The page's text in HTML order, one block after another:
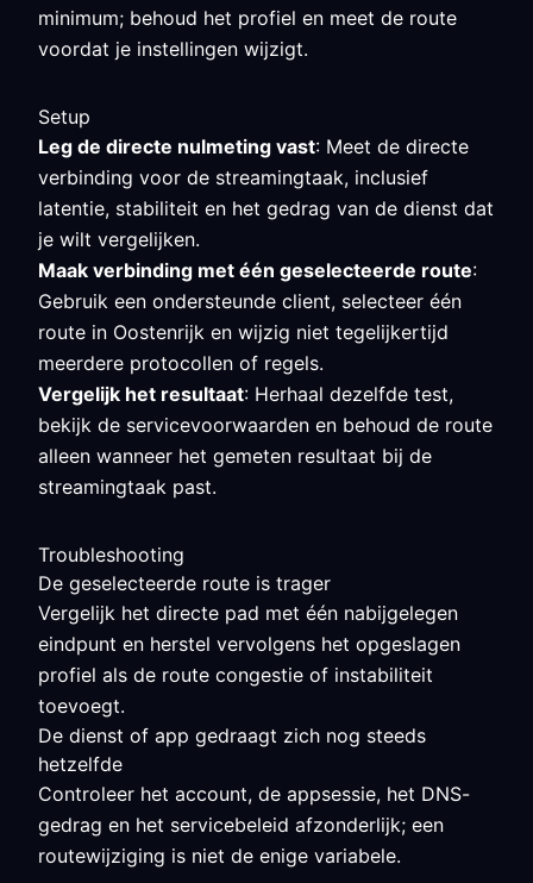
minimum; behoud het profiel en meet de route
voordat je instellingen wijzigt.
Setup
Leg de directe nulmeting vast: Meet de directe
verbinding voor de streamingtaak, inclusief
latentie, stabiliteit en het gedrag van de dienst dat
je wilt vergelijken.
Maak verbinding met één geselecteerde route:
Gebruik een ondersteunde client, selecteer één
route in Oostenrijk en wijzig niet tegelijkertijd
meerdere protocollen of regels.
Vergelijk het resultaat: Herhaal dezelfde test,
bekijk de servicevoorwaarden en behoud de route
alleen wanneer het gemeten resultaat bij de
streamingtaak past.
Troubleshooting
De geselecteerde route is trager
Vergelijk het directe pad met één nabijgelegen
eindpunt en herstel vervolgens het opgeslagen
profiel als de route congestie of instabiliteit
toevoegt.
De dienst of app gedraagt zich nog steeds
hetzelfde
Controleer het account, de appsessie, het DNS-
gedrag en het servicebeleid afzonderlijk; een
routewijziging is niet de enige variabele.